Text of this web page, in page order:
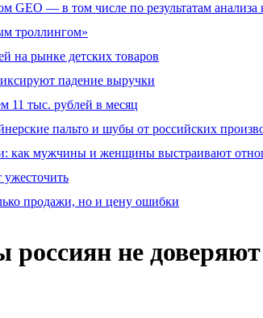
GEO — в том числе по результатам
троллингом»
на рынке детских товаров
падение выручки
11 тыс. рублей в месяц
пальто и шубы от российских
как мужчины и женщины выстраивают
ужесточить
продажи, но и цену ошибки
россиян не